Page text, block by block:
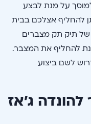
על מנת לבצע
להחליף אצלכם בבית
של תיק תק מצברים
להחליף את המצבר.
לשם ביצוע
ג’אז